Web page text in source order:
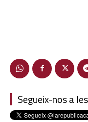
Segueix-nos a